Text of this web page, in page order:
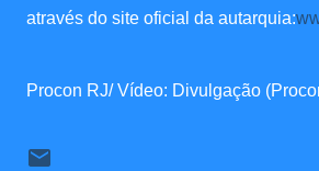
através do site oficial da autarquia:
Procon RJ/ Vídeo: Divulgação